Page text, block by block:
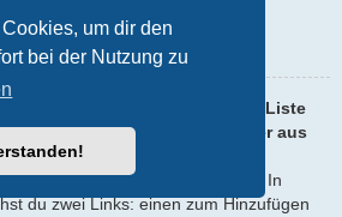
um dir den
bei der Nutzung zu
zur Liste der Freunde oder zur Liste
hinzufügen oder diese wieder aus
Arten auf diese Listen setzen: In
du zwei Links: einen zum Hinzufügen